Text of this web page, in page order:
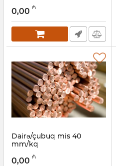
030001023
0,00 ₼
Dairə/çubuq mis 40
mm/kq
030001021
0,00 ₼